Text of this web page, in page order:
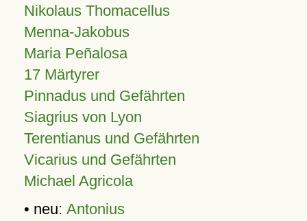
Nikolaus Thomacellus
Menna-Jakobus
Maria Peñalosa
17 Märtyrer
Pinnadus und Gefährten
Siagrius von Lyon
Terentianus und Gefährten
Vicarius und Gefährten
Michael Agricola
• neu: Antonius